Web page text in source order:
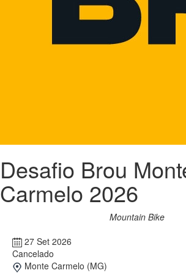
Desafio Brou
Carmelo 2026
Mountain Bike
27 Set 2026
Cancelado
Monte Carmelo (MG)